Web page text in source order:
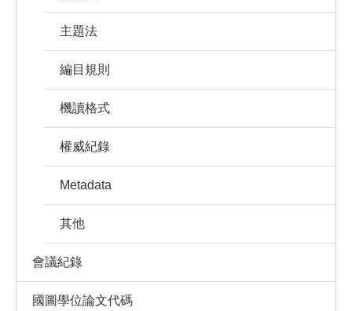
主題法
編目規則
機讀格式
權威紀錄
Metadata
其他
會議紀錄
國圖學位論文代碼